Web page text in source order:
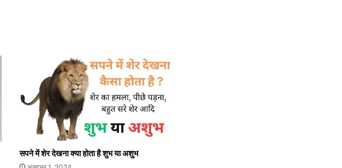
सपने में शेर देखना क्या होता है शुभ या अशुभ